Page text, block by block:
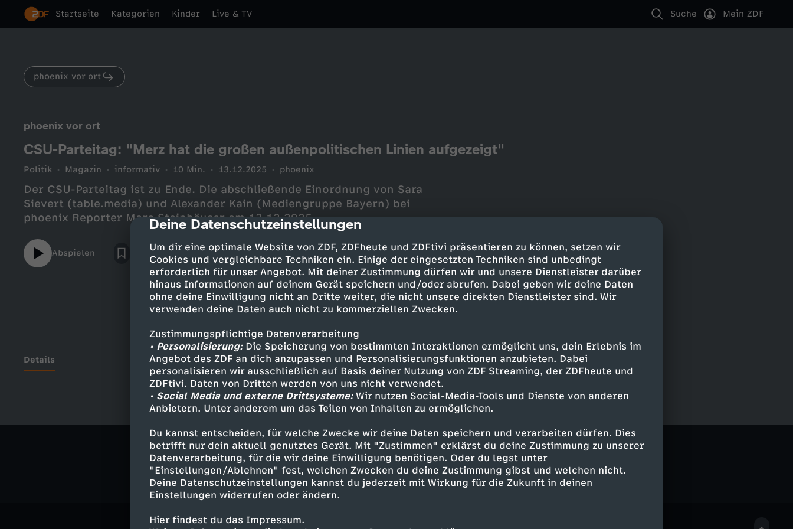
cmp-dialog-description
Deine Datenschutzeinstellungen
Um dir eine optimale Website von ZDF, ZDFheute und ZDFtivi präsentieren zu können, setzen wir
Cookies und vergleichbare Techniken ein. Einige der eingesetzten Techniken sind unbedingt
erforderlich für unser Angebot. Mit deiner Zustimmung dürfen wir und unsere Dienstleister darüber
hinaus Informationen auf deinem Gerät speichern und/oder abrufen. Dabei geben wir deine Daten
ohne deine Einwilligung nicht an Dritte weiter, die nicht unsere direkten Dienstleister sind. Wir
verwenden deine Daten auch nicht zu kommerziellen Zwecken.
Zustimmungspflichtige Datenverarbeitung
• Personalisierung:Die Speicherung von bestimmten Interaktionen ermöglicht uns, dein Erlebnis im
Angebot des ZDF an dich anzupassen und Personalisierungsfunktionen anzubieten. Dabei
personalisieren wir ausschließlich auf Basis deiner Nutzung von ZDF Streaming, der ZDFheute und
ZDFtivi. Daten von Dritten werden von uns nicht verwendet.
• Social Media und externe Drittsysteme:Wir nutzen Social-Media-Tools und Dienste von anderen
Anbietern. Unter anderem um das Teilen von Inhalten zu ermöglichen.
Du kannst entscheiden, für welche Zwecke wir deine Daten speichern und verarbeiten dürfen. Dies
betrifft nur dein aktuell genutztes Gerät. Mit "Zustimmen" erklärst du deine Zustimmung zu unserer
Datenverarbeitung, für die wir deine Einwilligung benötigen. Oder du legst unter
"Einstellungen/Ablehnen" fest, welchen Zwecken du deine Zustimmung gibst und welchen nicht.
Deine Datenschutzeinstellungen kannst du jederzeit mit Wirkung für die Zukunft in deinen
Einstellungen widerrufen oder ändern.
Hier findest du das Impressum.
Startseite Kategorien Kinder Live & TV Suche Mein ZDF
phoenix vor ort
phoenix vor ort
CSU-Parteitag: "Merz hat die großen außenpolitischen Linien aufgezeigt"
Politik Magazin informativ 10 Min. 13.12.2025 phoenix
Der CSU-Parteitag ist zu Ende. Die abschließende Einordnung von Sara
Sievert (table.media) und Alexander Kain (Mediengruppe Bayern) bei
phoenix Reporter Marc Steinhäuser am 13.12.2025
Abspielen
Details
Ähnliche Inhalte entdecken
Politik Magazin informativ phoenix vor ort